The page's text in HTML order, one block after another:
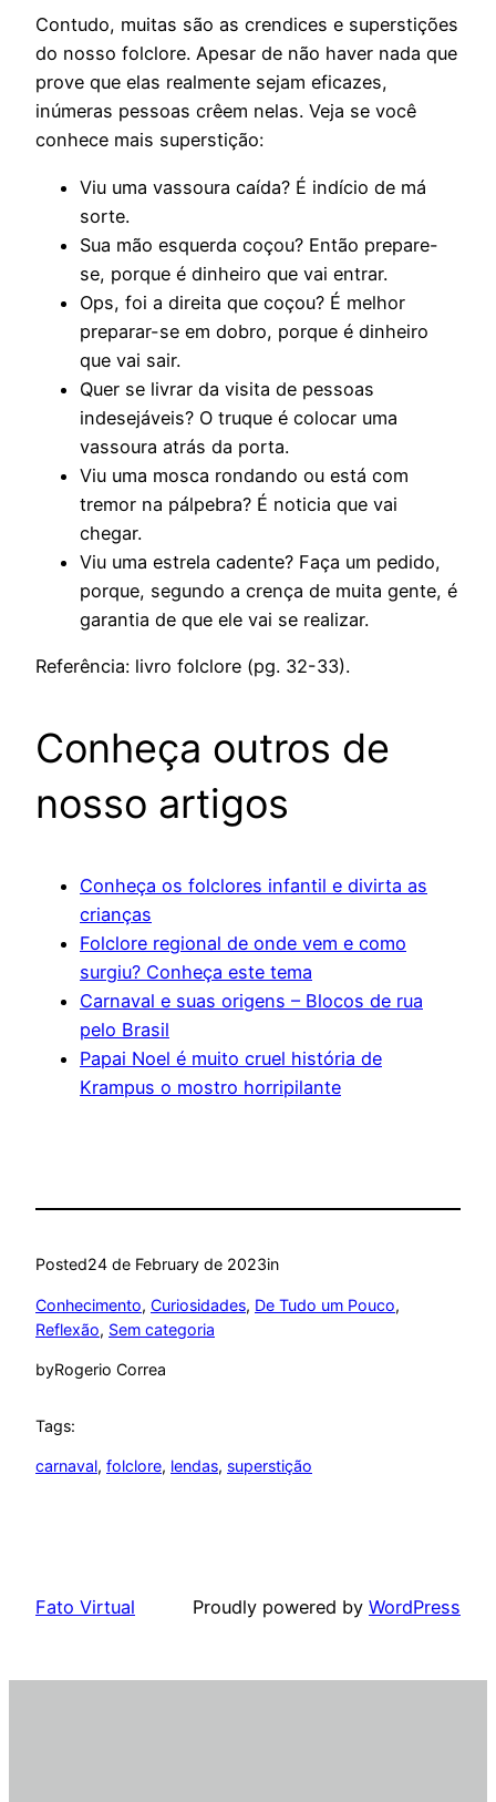
Contudo, muitas são as crendices e superstições
do nosso folclore. Apesar de não haver nada que
prove que elas realmente sejam eficazes,
inúmeras pessoas crêem nelas. Veja se você
conhece mais superstição:
Viu uma vassoura caída? É indício de má
sorte.
Sua mão esquerda coçou? Então prepare-
se, porque é dinheiro que vai entrar.
Ops, foi a direita que coçou? É melhor
preparar-se em dobro, porque é dinheiro
que vai sair.
Quer se livrar da visita de pessoas
indesejáveis? O truque é colocar uma
vassoura atrás da porta.
Viu uma mosca rondando ou está com
tremor na pálpebra? É noticia que vai
chegar.
Viu uma estrela cadente? Faça um pedido,
porque, segundo a crença de muita gente, é
garantia de que ele vai se realizar.
Referência: livro folclore (pg. 32-33).
Conheça outros de
nosso artigos
Conheça os folclores infantil e divirta as
crianças
Folclore regional de onde vem e como
surgiu? Conheça este tema
Carnaval e suas origens – Blocos de rua
pelo Brasil
Papai Noel é muito cruel história de
Krampus o mostro horripilante
Posted24 de February de 2023in
Conhecimento, Curiosidades, De Tudo um Pouco
Reflexão, Sem categoria
byRogerio Correa
Tags:
carnaval, folclore, lendas, superstição
Fato Virtual Proudly powered by WordPress